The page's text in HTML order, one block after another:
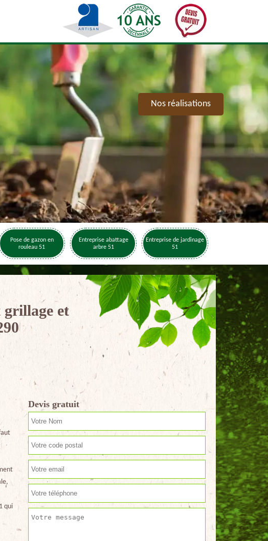
Nos réalisations
Pose de gazon en
rouleau 51
Entreprise abattage
arbre 51
Entreprise de jardinage
51
grillage et
qui
Devis gratuit